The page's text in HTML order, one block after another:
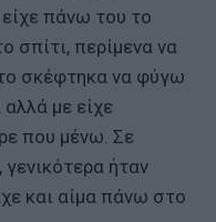
πάνω του το
σπίτι, περίμενα να
σκέφτηκα να φύγω
με είχε
που μένω. Σε
ήταν
και αίμα πάνω στο